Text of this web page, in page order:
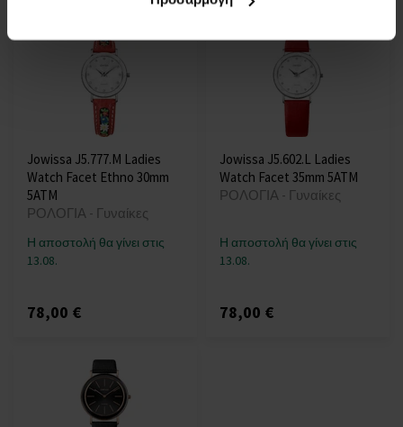
Jowissa J5.777.M Ladies
Watch Facet Ethno 30mm
5ATM
ΡΟΛΟΓΙΑ - Γυναίκες
Η αποστολή θα γίνει στις
13.08.
78,00 €
Jowissa J5.602.L Ladies
Watch Facet 35mm 5ATM
ΡΟΛΟΓΙΑ - Γυναίκες
Η αποστολή θα γίνει στις
13.08.
78,00 €